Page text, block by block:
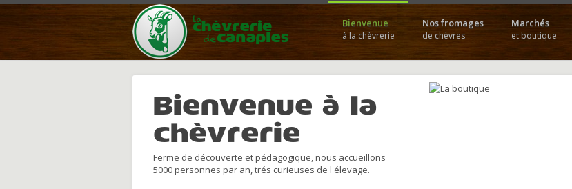
Bienvenue
à la chèvrerie
Nos fromages
de chèvres
Marchés
et boutique
Bienvenue à la
chèvrerie
Ferme de découverte et pédagogique, nous accueillons
5000 personnes par an, trés curieuses de l'élevage.